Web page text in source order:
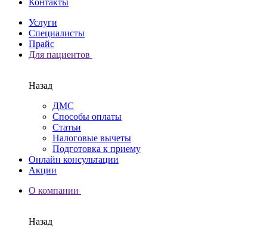
Контакты
Услуги
Специалисты
Прайс
Для пациентов
Назад
ДМС
Способы оплаты
Статьи
Налоговые вычеты
Подготовка к приему
Онлайн консультации
Акции
О компании
Назад